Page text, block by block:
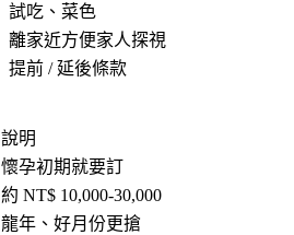
試吃、菜色
離家近方便家人探視
提前 / 延後條款
說明
懷孕初期就要訂
約 NT$ 10,000-30,000
龍年、好月份更搶